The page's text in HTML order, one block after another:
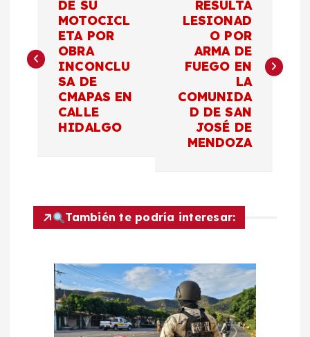
v
e
DE SU
MOTOCICL
ETA POR
OBRA
INCONCLU
SA DE
CMAPAS EN
CALLE
HIDALGO
RESULTA
LESIONAD
O POR
ARMA DE
FUEGO EN
LA
COMUNIDA
D DE SAN
JOSÉ DE
MENDOZA
También te podría interesar: